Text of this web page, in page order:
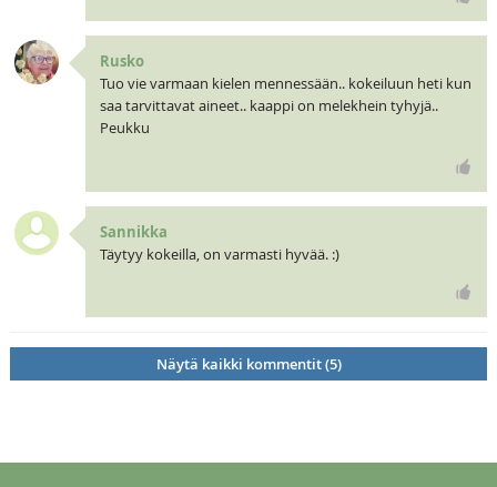
Rusko
Tuo vie varmaan kielen mennessään.. kokeiluun heti kun
saa tarvittavat aineet.. kaappi on melekhein tyhyjä..
Peukku
Sannikka
Täytyy kokeilla, on varmasti hyvää. :)
Näytä kaikki kommentit (5)